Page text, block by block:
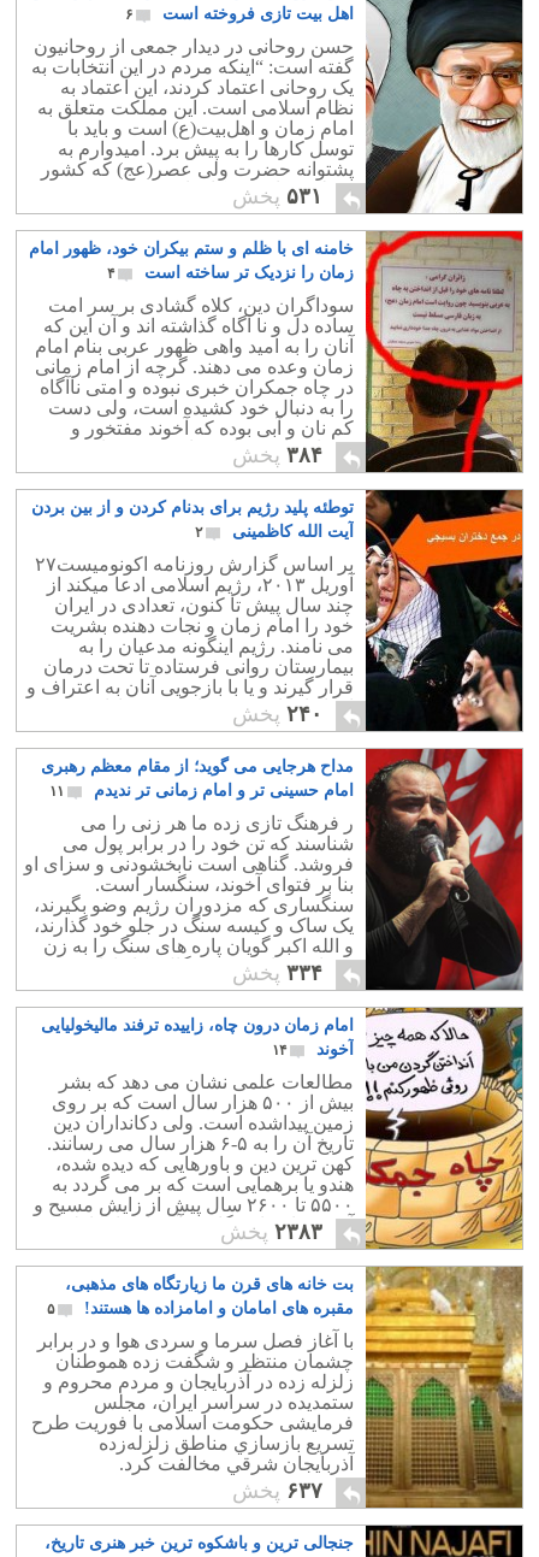
اهل بیت تازی فروخته است
۶
حسن روحانی در دیدار جمعی از روحانیون
گفته است: “اینکه مردم در این انتخابات به
یک روحانی اعتماد کردند، این اعتماد به
نظام اسلامی است. این مملکت متعلق به
امام زمان و اهل‌بیت(ع) است و باید با
توسل کارها را به پیش برد. امیدوارم به
پشتوانه حضرت ولی عصر(عج) که کشور
متعلق به اوست کارها پیش برود.”
۵۳۱ پخش
خامنه ای با ظلم و ستم بیکران خود، ظهور امام
زمان را نزدیک تر ساخته است
۴
سوداگران دین، کلاه گشادی بر سر امت
ساده دل و نا آگاه گذاشته اند و آن این که
آنان را به امید واهی ظهور عربی بنام امام
زمان وعده می دهند. گرچه از امام زمانی
در چاه جمکران خبری نبوده و امتی ناآگاه
را به دنبال خود کشیده است، ولی دست
کم نان و آبی بوده که آخوند مفتخور و
سربار جامعه را به نوایی می رساند.
۳۸۴ پخش
توطئه پلید رژیم برای بدنام کردن و از بین بردن
آیت الله کاظمینی
۲
بر اساس گزارش روزنامه اکونومیست۲۷
آوریل ۲۰۱۳، رژیم اسلامی ادعا میکند از
چند سال پیش تا کنون، تعدادی در ایران
خود را امام زمان و نجات دهنده بشریت
می نامند. رژیم اینگونه مدعیان را به
بیمارستان روانی فرستاده تا تحت درمان
قرار گیرند و یا با بازجویی آنان به اعتراف و
اقرار ادعای پوچ و واهی خود وادار کند.
۲۴۰ پخش
مداح هرجایی می گوید؛ از مقام معظم رهبری
امام حسینی تر و امام زمانی تر ندیدم
۱۱
ر فرهنگ تازی زده ما هر زنی را می
شناسند که تن خود را در برابر پول می
فروشد. گناهی است نابخشودنی و سزای او
بنا بر فتوای آخوند، سنگسار است.
سنگساری که مزدوران رژیم وضو بگیرند،
یک ساک و کیسه سنگ در جلو خود گذارند،
و الله اکبر گویان پاره های سنگ را به زن
درمانده و اسیر در چنگال دکانداران دین
پرتاب کند.
۳۳۴ پخش
امام زمان درون چاه، زاییده ترفند مالیخولیایی
آخوند
۱۴
مطالعات علمی نشان می دهد که بشر
بیش از ۵۰۰ هزار سال است که بر روی
زمین پیداشده است. ولی دکانداران دین
تاریخ آن را به ۵-۶ هزار سال می رسانند.
کهن ترین دین و باورهایی که دیده شده،
هندو یا برهمایی است که بر می گردد به
۵۵۰۰ تا ۲۶۰۰ سال پیش از زایش مسیح و
آن هم با خدای یگانه و آسمانی ارتباطی
ندارد.
۲۳۸۳ پخش
بت خانه های قرن ما زیارتگاه های مذهبی،
مقبره های امامان و امامزاده ها هستند!
۵
با آغاز فصل سرما و سردی هوا و در برابر
چشمان منتظر و شگفت زده هموطنان
زلزله زده در آذربایجان و مردم محروم و
ستمدیده در سراسر ایران، مجلس
فرمایشی حکومت اسلامی با فوريت طرح
تسريع بازسازي مناطق زلزله‌زده
آذربايجان شرقي مخالفت کرد.
۶۳۷ پخش
جنجالی ترین و باشکوه ترین خبر هنری تاریخ،